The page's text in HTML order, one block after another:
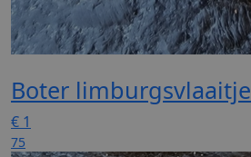
Boter limburgsvlaaitje
€ 1
75